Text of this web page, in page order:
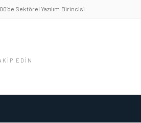
Sektörel Yazılım Birincisi
EDIN